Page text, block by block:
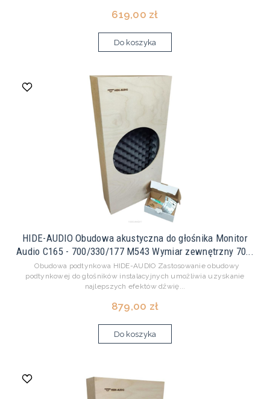
619,00 zł
Do koszyka
HIDE-AUDIO Obudowa akustyczna do głośnika Monitor
Audio C165 - 700/330/177 M543 Wymiar zewnętrzny 70...
Obudowa podtynkowa HIDE-AUDIO Zastosowanie obudowy
podtynkowej do głośników instalacyjnych umożliwia uzyskanie
najlepszych efektów dźwię...
879,00 zł
Do koszyka